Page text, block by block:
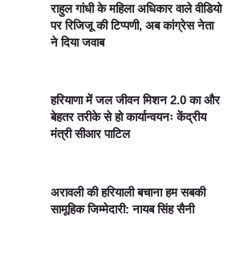
राहुल गांधी के महिला अधिकार वाले वीडियो
पर रिजिजू की टिप्पणी, अब कांग्रेस नेता
ने दिया जवाब
हरियाणा में जल जीवन मिशन 2.0 का और
बेहतर तरीके से हो कार्यान्वयनः केंद्रीय
मंत्री सीआर पाटिल
अरावली की हरियाली बचाना हम सबकी
सामूहिक जिम्मेदारी: नायब सिंह सैनी